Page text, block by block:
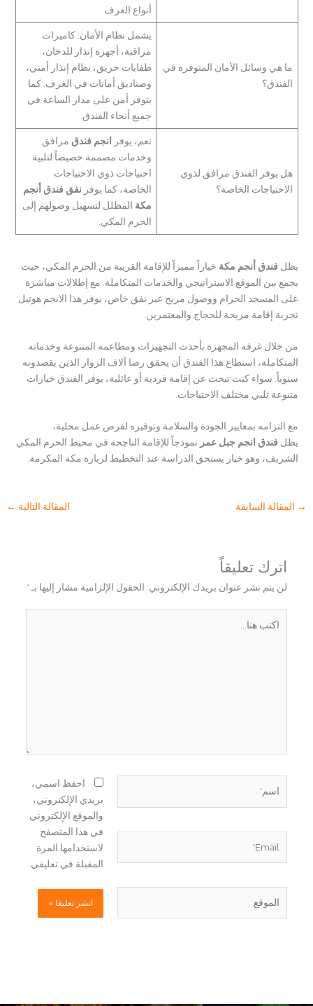
أنواع الغرف.
ما هي وسائل الأمان المتوفرة في
الفندق؟
يشمل نظام الأمان: كاميرات
مراقبة، أجهزة إنذار للدخان،
طفايات حريق، نظام إنذار أمني،
وصناديق أمانات في الغرف. كما
يتوفر أمن على مدار الساعة في
جميع أنحاء الفندق.
هل يوفر الفندق مرافق لذوي
الاحتياجات الخاصة؟
نعم، يوفر انجم فندق مرافق
وخدمات مصممة خصيصاً لتلبية
احتياجات ذوي الاحتياجات
الخاصة، كما يوفر نفق فندق أنجم
مكة المظلل لتسهيل وصولهم إلى
الحرم المكي.
يظلفندق أنجم مكة خياراً مميزاً للإقامة القريبة من الحرم المكي، حيث
يجمع بين الموقع الاستراتيجي والخدمات المتكاملة. مع إطلالات مباشرة
على المسجد الحرام ووصول مريح عبر نفق خاص، يوفر هذا الانجم هوتيل
تجربة إقامة مريحة للحجاج والمعتمرين.
من خلال غرفه المجهزة بأحدث التجهيزات ومطاعمه المتنوعة وخدماته
المتكاملة، استطاع هذا الفندق أن يحقق رضا آلاف الزوار الذين يقصدونه
سنوياً. سواء كنت تبحث عن إقامة فردية أو عائلية، يوفر الفندق خيارات
متنوعة تلبي مختلف الاحتياجات.
مع التزامه بمعايير الجودة والسلامة وتوفيره لفرص عمل محلية،
يظلفندق انجم جبل عمر نموذجاً للإقامة الناجحة في محيط الحرم المكي
الشريف، وهو خيار يستحق الدراسة عند التخطيط لزيارة مكة المكرمة.
→ المقالة السابقة المقالة التالية ←
اترك تعليقاً
لن يتم نشر عنوان بريدك الإلكتروني. الحقول الإلزامية مشار إليها بـ *
احفظ اسمي،
بريدي الإلكتروني،
والموقع الإلكتروني
في هذا المتصفح
لاستخدامها المرة
المقبلة في تعليقي.